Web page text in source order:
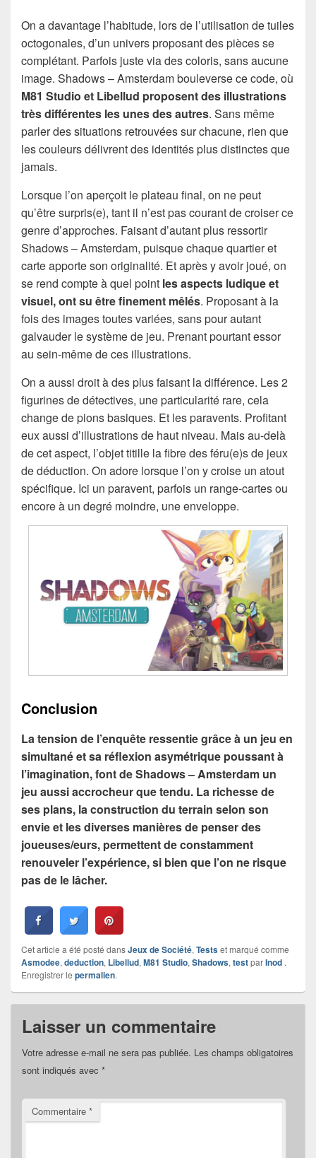
On a davantage l’habitude, lors de l’utilisation de tuiles
octogonales, d’un univers proposant des pièces se
complétant. Parfois juste via des coloris, sans aucune
image. Shadows – Amsterdam bouleverse ce code, où
M81 Studio et Libellud proposent des illustrations
très différentes les unes des autres. Sans même
parler des situations retrouvées sur chacune, rien que
les couleurs délivrent des identités plus distinctes que
jamais.
Lorsque l’on aperçoit le plateau final, on ne peut
qu’être surpris(e), tant il n’est pas courant de croiser ce
genre d’approches. Faisant d’autant plus ressortir
Shadows – Amsterdam, puisque chaque quartier et
carte apporte son originalité. Et après y avoir joué, on
se rend compte à quel point les aspects ludique et
visuel, ont su être finement mêlés. Proposant à la
fois des images toutes variées, sans pour autant
galvauder le système de jeu. Prenant pourtant essor
au sein-même de ces illustrations.
On a aussi droit à des plus faisant la différence. Les 2
figurines de détectives, une particularité rare, cela
change de pions basiques. Et les paravents. Profitant
eux aussi d’illustrations de haut niveau. Mais au-delà
de cet aspect, l’objet titille la fibre des féru(e)s de jeux
de déduction. On adore lorsque l’on y croise un atout
spécifique. Ici un paravent, parfois un range-cartes ou
encore à un degré moindre, une enveloppe.
Conclusion
La tension de l’enquête ressentie grâce à un jeu en
simultané et sa réflexion asymétrique poussant à
l’imagination, font de Shadows – Amsterdam un
jeu aussi accrocheur que tendu. La richesse de
ses plans, la construction du terrain selon son
envie et les diverses manières de penser des
joueuses/eurs, permettent de constamment
renouveler l’expérience, si bien que l’on ne risque
pas de le lâcher.
Cet article a été posté dansJeux de Société, Testset marqué comme
Asmodee, deduction, Libellud, M81 Studio, Shadows, testparInod .
Enregistrer le permalien.
Laisser un commentaire
Votre adresse e-mail ne sera pas publiée. Les champs obligatoires
sont indiqués avec *
Commentaire *